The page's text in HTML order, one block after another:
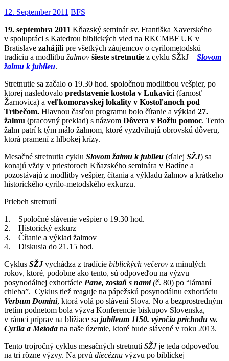
12. September 2011 BFS
19. septembra 2011 Kňazský seminár sv. Františka Xaverského
v spolupráci s Katedrou biblických vied na RKCMBF UK v
Bratislave zahájili pre všetkých záujemcov o cyrilometodskú
tradíciu a modlitbu žalmov šieste stretnutie z cyklu SŽkJ – Slovom
žalmu k jubileu.
Stretnutie sa začalo o 19.30 hod. spoločnou modlitbou vešpier, po
ktorej nasledovalo predstavenie kostola v Lukavici (farnosť
Žarnovica) a veľkomoravskej lokality v Kostoľanoch pod
Tríbečom. Hlavnou časťou programu bolo čítanie a výklad 27.
žalmu (pracovný preklad) s názvom Dôvera v Božiu pomoc. Tento
žalm patrí k tým málo žalmom, ktoré vyzdvihujú obrovskú dôveru,
ktorá pramení z hlbokej krízy.
Mesačné stretnutia cyklu Slovom žalmu k jubileu (ďalej SŽJ) sa
konajú vždy v priestoroch Kňazského seminára v Badíne a
pozostávajú z modlitby vešpier, čítania a výkladu žalmov a krátkeho
historického cyrilo-metodského exkurzu.
Priebeh stretnutí
1. Spoločné slávenie vešpier o 19.30 hod.
2. Historický exkurz
3. Čítanie a výklad žalmov
4. Diskusia do 21.15 hod.
Cyklus SŽJvychádza z tradície biblických večerov z minulých
rokov, ktoré, podobne ako tento, sú odpoveďou na výzvu
posynodálnej exhortácie Pane, zostaň s nami(č. 80) po “lámaní
chleba”. Cyklus tiež reaguje na pápežskú posynodálnu exhortáciu
Verbum Domini, ktorá volá po slávení Slova. No a bezprostredným
tretím podnetom bola výzva Konferencie biskupov Slovenska,
v rámci príprav na blížiace sa jubileum 1150. výročia príchodu sv.
Cyrila a Metoda na naše územie, ktoré bude slávené v roku 2013.
Tento trojročný cyklus mesačných stretnutíSŽJje teda odpoveďou
na tri rôzne výzvy. Na prvú diecéznu výzvu po biblickej